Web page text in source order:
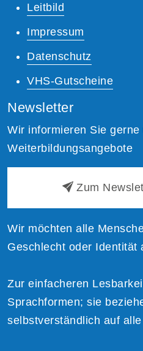
Leitbild
Impressum
Datenschutz
VHS-Gutscheine
Newsletter
Wir informieren Sie gerne
Weiterbildungsangebote
Zum
Wir möchten alle
Geschlecht oder Identität
Zur einfacheren
Sprachformen; sie
selbstverständlich auf